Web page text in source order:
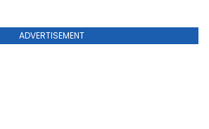
ADVERTISEMENT